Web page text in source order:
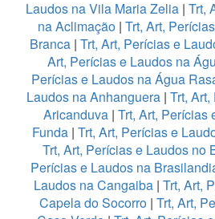
Laudos na Vila Maria Zelia| Trt,
na Aclimação| Trt, Art,
Branca | Trt, Art, Perícias e
Art, Perícias e Laudos na
Perícias e Laudos na Água
Laudos na Anhanguera| Trt,
Aricanduva | Trt, Art, Perícias
Funda | Trt, Art, Perícias e
Trt, Art, Perícias e Laudos no
Perícias e Laudos na
Laudos na Cangaiba| Trt, Art,
Capela do Socorro | Trt, Art,